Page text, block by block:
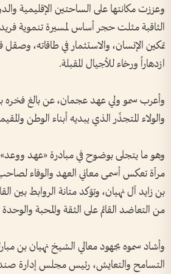
وعززت مكانتها على الساحتين الإقليمية
الثاقبة مثلت حجر أساس لمسيرة تنموية
تمكين الإنسان، والاستثمار في طاقاته، وصقل
ازدهاراً ورخاء للأجيال المقبلة.
وأعرب سمو ولي عهد عجمان، عن بالغ فخره
والولاء المتجذّر الذي يبديه أبناء الوطن
وهو ما يتجلى بوضوح في مبادرة «عهد
مرآة تعكس أسمى معاني العهد والوفاء
بن زايد آل نهيان، وتؤكد متانة الروابط بين
من التعاضد القائم على الثقة والمحبة والوحدة
وأشاد سموه بجهود معالي الشيخ نهيان بن
التسامح والتعايش، رئيس مجلس إدارة